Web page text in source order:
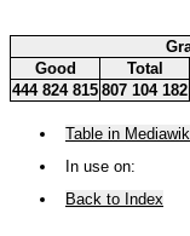
Good
Total
444 824 815 807 104 182
Table in
In use on:
Back to Index